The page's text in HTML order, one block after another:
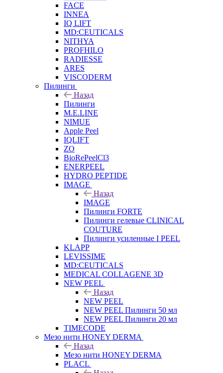
FACE
INNEA
IQ LIFT
MD:CEUTICALS
NITHYA
PROFHILO
RADIESSE
ARES
VISCODERM
Пилинги
Назад
Пилинги
M.E.LINE
NIMUE
Apple Peel
IQLIFT
ZO
BioRePeelCl3
ENERPEEL
HYDRO PEPTIDE
IMAGE
Назад
IMAGE
Пилинги FORTE
Пилинги гелевые CLINICAL
COUTURE
Пилинги усиленные I PEEL
KLAPP
LEVISSIME
MD:CEUTICALS
MEDICAL COLLAGENE 3D
NEW PEEL
Назад
NEW PEEL
NEW PEEL Пилинги 50 мл
NEW PEEL Пилинги 20 мл
TIMECODE
Мезо нити HONEY DERMA
Назад
Мезо нити HONEY DERMA
PLACL